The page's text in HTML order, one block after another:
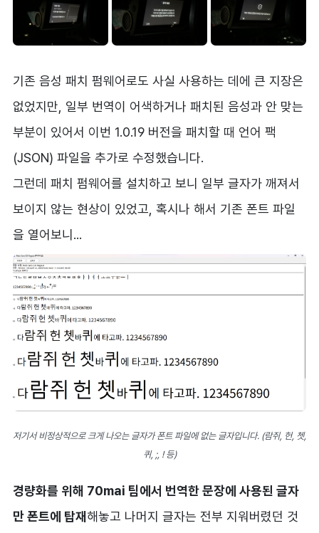
기존 음성 패치 펌웨어로도 사실 사용하는 데에 큰 지장은
없었지만, 일부 번역이 어색하거나 패치된 음성과 안 맞는
부분이 있어서 이번 1.0.19 버전을 패치할 때 언어 팩
(JSON) 파일을 추가로 수정했습니다.
그런데 패치 펌웨어를 설치하고 보니 일부 글자가 깨져서
보이지 않는 현상이 있었고, 혹시나 해서 기존 폰트 파일
을 열어보니...
저기서 비정상적으로 크게 나오는 글자가 폰트 파일에 없는 글자입니다. (람쥐, 헌, 쳇,
퀴, ;, ! 등)
경량화를 위해 70mai 팀에서 번역한 문장에 사용된 글자
만 폰트에 탑재해놓고 나머지 글자는 전부 지워버렸던 것